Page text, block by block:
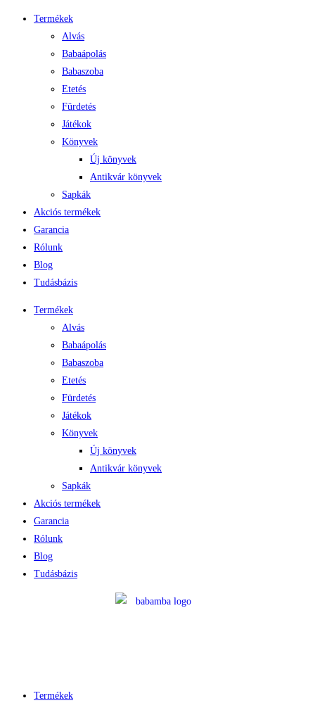
Termékek
Alvás
Babaápolás
Babaszoba
Etetés
Fürdetés
Játékok
Könyvek
Új könyvek
Antikvár könyvek
Sapkák
Akciós termékek
Garancia
Rólunk
Blog
Tudásbázis
Termékek
Alvás
Babaápolás
Babaszoba
Etetés
Fürdetés
Játékok
Könyvek
Új könyvek
Antikvár könyvek
Sapkák
Akciós termékek
Garancia
Rólunk
Blog
Tudásbázis
Termékek